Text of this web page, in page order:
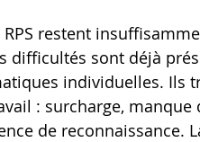
restent
sont déjà
individuelles. Ils
: surcharge,
de reconnaissance.